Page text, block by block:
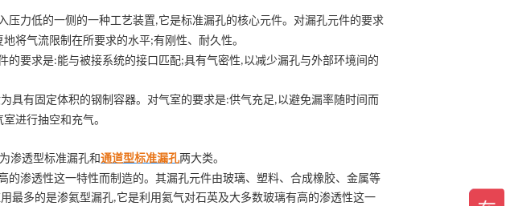
压力低的一侧的一种工艺装置,它是标准漏孔的核心元件。对漏孔元件的要求
地将气流限制在所要求的水平;有刚性、耐久性。
的要求是:能与被接系统的接口匹配;具有气密性,以减少漏孔与外部环境间的
具有固定体积的钢制容器。对气室的要求是:供气充足,以避免漏率随时间而
室进行抽空和充气。
渗透型标准漏孔和通道型标准漏孔两大类。
的渗透性这一特性而制造的。其漏孔元件由玻璃、塑料、合成橡胶、金属等
最多的是渗氦型漏孔,它是利用氦气对石英及大多数玻璃有高的渗透性这一